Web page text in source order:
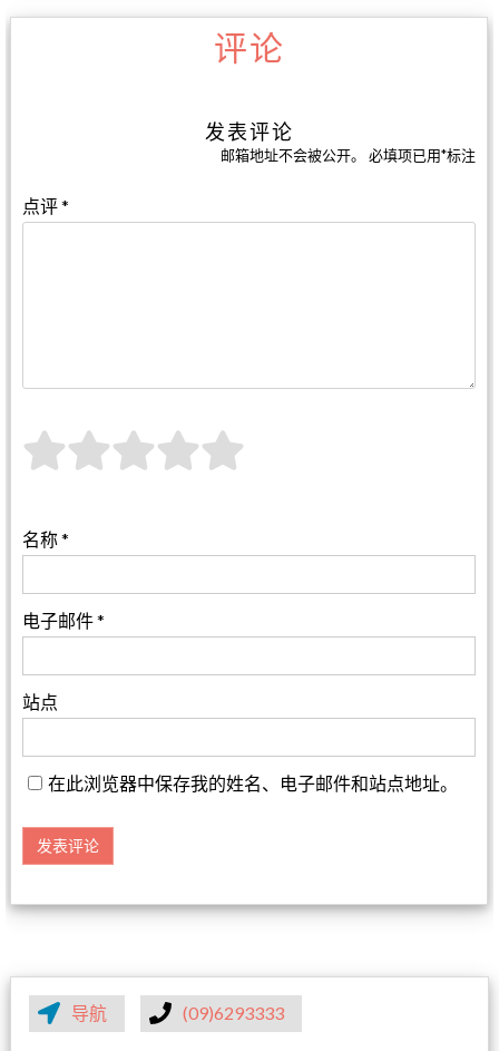
评论
发表评论
邮箱地址不会被公开。 必填项已用*标注
点评*
名称*
电子邮件*
站点
在此浏览器中保存我的姓名、电子邮件和站点地址。
导航 (09)6293333